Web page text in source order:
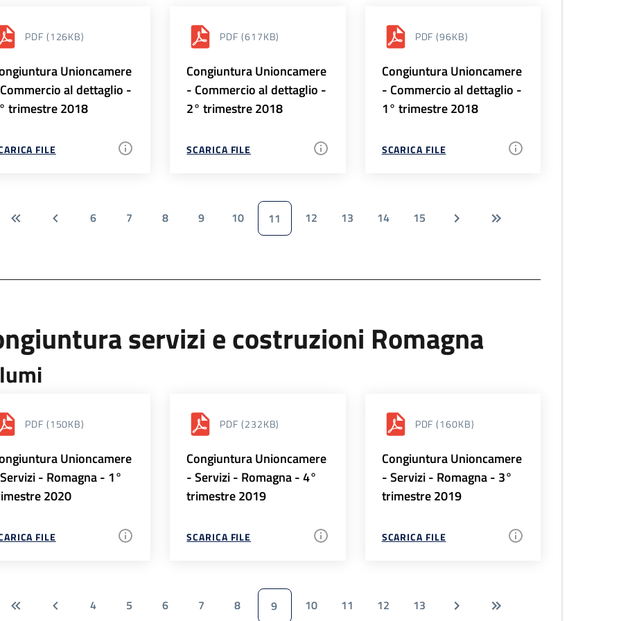
PDF (126KB)
Unioncamere
al dettaglio -
trimestre 2018
FILE
PDF (617KB)
Congiuntura Unioncamere
- Commercio al dettaglio -
2° trimestre 2018
SCARICA FILE
PDF (96KB)
Congiuntura Unioncamere
- Commercio al dettaglio -
1° trimestre 2018
SCARICA FILE
6 7 8 9 10 11 12 13 14 15
servizi e costruzioni Romagna
PDF (150KB)
Unioncamere
- Romagna - 1°
2020
FILE
PDF (232KB)
Congiuntura Unioncamere
- Servizi - Romagna - 4°
trimestre 2019
SCARICA FILE
PDF (160KB)
Congiuntura Unioncamere
- Servizi - Romagna - 3°
trimestre 2019
SCARICA FILE
4 5 6 7 8 9 10 11 12 13